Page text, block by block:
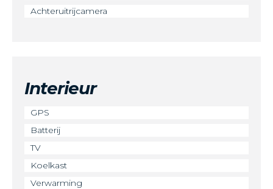
Achteruitrijcamera
Interieur
GPS
Batterij
TV
Koelkast
Verwarming